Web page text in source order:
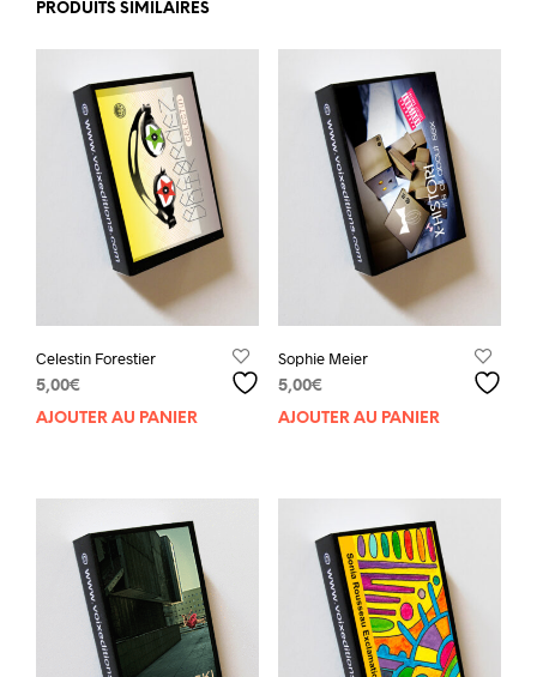
PRODUITS SIMILAIRES
Celestin Forestier
5,00€
AJOUTER AU PANIER
Sophie Meier
5,00€
AJOUTER AU PANIER